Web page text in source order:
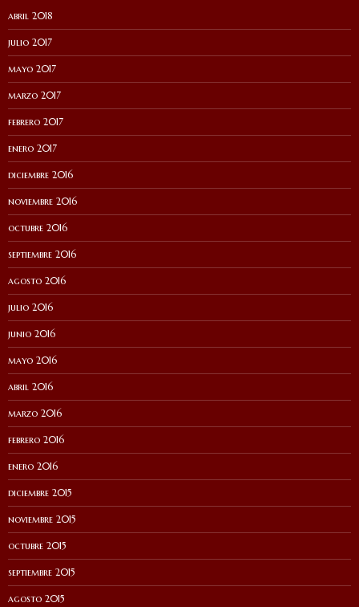
abril 2018
julio 2017
mayo 2017
marzo 2017
febrero 2017
enero 2017
diciembre 2016
noviembre 2016
octubre 2016
septiembre 2016
agosto 2016
julio 2016
junio 2016
mayo 2016
abril 2016
marzo 2016
febrero 2016
enero 2016
diciembre 2015
noviembre 2015
octubre 2015
septiembre 2015
agosto 2015